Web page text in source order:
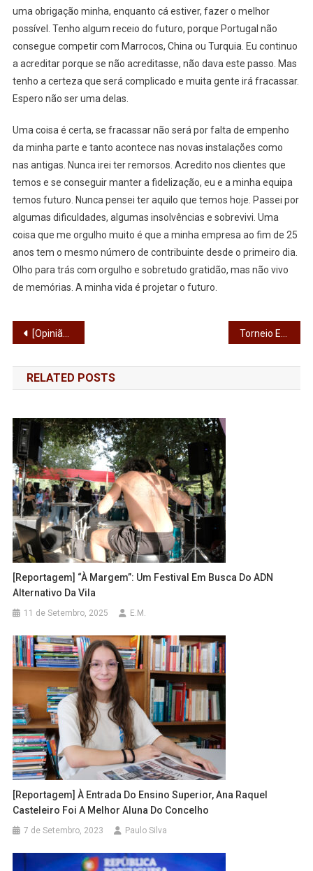
uma obrigação minha, enquanto cá estiver, fazer o melhor
possível. Tenho algum receio do futuro, porque Portugal não
consegue competir com Marrocos, China ou Turquia. Eu continuo
a acreditar porque se não acreditasse, não dava este passo. Mas
tenho a certeza que será complicado e muita gente irá fracassar.
Espero não ser uma delas.
Uma coisa é certa, se fracassar não será por falta de empenho
da minha parte e tanto acontece nas novas instalações como
nas antigas. Nunca irei ter remorsos. Acredito nos clientes que
temos e se conseguir manter a fidelização, eu e a minha equipa
temos futuro. Nunca pensei ter aquilo que temos hoje. Passei por
algumas dificuldades, algumas insolvências e sobrevivi. Uma
coisa que me orgulho muito é que a minha empresa ao fim de 25
anos tem o mesmo número de contribuinte desde o primeiro dia.
Olho para trás com orgulho e sobretudo gratidão, mas não vivo
de memórias. A minha vida é projetar o futuro.
Navegação
de
artigos
[Opinião] Engodo Capital
RELATED POSTS
[Reportagem] “À Margem”: Um Festival Em Busca Do ADN
Alternativo Da Vila
11 de Setembro, 2025 E.M.
[Reportagem] À Entrada Do Ensino Superior, Ana Raquel
Casteleiro Foi A Melhor Aluna Do Concelho
7 de Setembro, 2023 Paulo Silva